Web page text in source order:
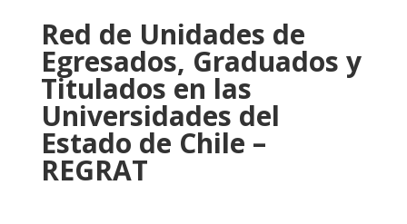
Red de Unidades de
Egresados, Graduados y
Titulados en las
Universidades del
Estado de Chile –
REGRAT